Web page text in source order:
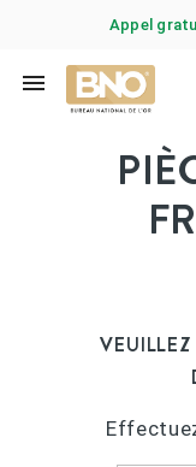
Appel
